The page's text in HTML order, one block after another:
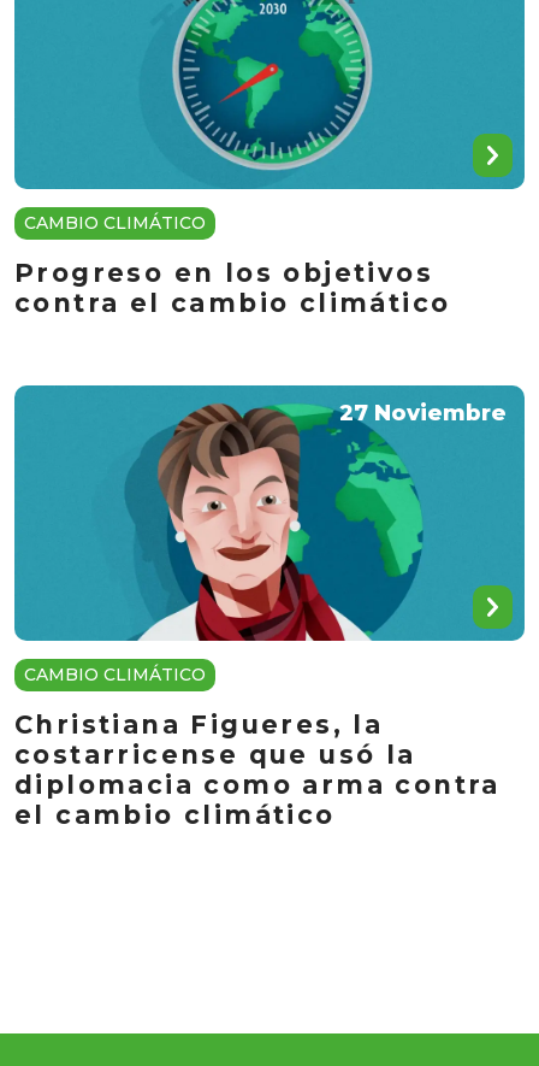
CAMBIO CLIMÁTICO
Progreso en los objetivos
contra el cambio climático
27 Noviembre
CAMBIO CLIMÁTICO
Christiana Figueres, la
costarricense que usó la
diplomacia como arma contra
el cambio climático